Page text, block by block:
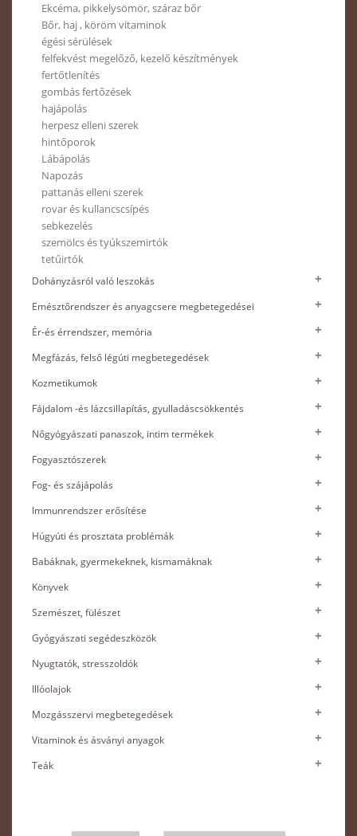
Ekcéma, pikkelysömör, száraz bőr
Bőr, haj , köröm vitaminok
égési sérülések
felfekvést megelőző, kezelő készítmények
fertőtlenítés
gombás fertőzések
hajápolás
herpesz elleni szerek
hintőporok
Lábápolás
Napozás
pattanás elleni szerek
rovar és kullancscsípés
sebkezelés
szemölcs és tyúkszemirtók
tetűirtók
Dohányzásról való leszokás
Emésztőrendszer és anyagcsere megbetegedései
Ér-és érrendszer, memória
Megfázás, felső légúti megbetegedések
Kozmetikumok
Fájdalom -és lázcsillapítás, gyulladáscsökkentés
Nőgyógyászati panaszok, intim termékek
Fogyasztószerek
Fog- és szájápolás
Immunrendszer erősítése
Húgyúti és prosztata problémák
Babáknak, gyermekeknek, kismamáknak
Könyvek
Szemészet, fülészet
Gyógyászati segédeszközök
Nyugtatók, stresszoldók
Illóolajok
Mozgásszervi megbetegedések
Vitaminok és ásványi anyagok
Teák